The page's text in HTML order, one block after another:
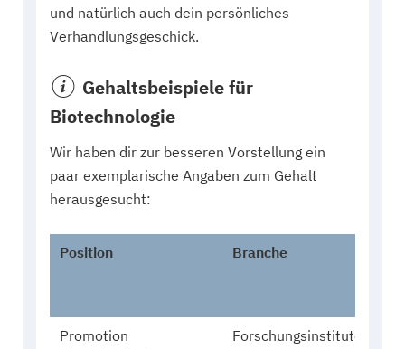
und natürlich auch dein persönliches
Verhandlungsgeschick.
Gehaltsbeispiele für
Biotechnologie
Wir haben dir zur besseren Vorstellung ein
paar exemplarische Angaben zum Gehalt
herausgesucht:
Position Branche
Promotion
Forschungsinstitute